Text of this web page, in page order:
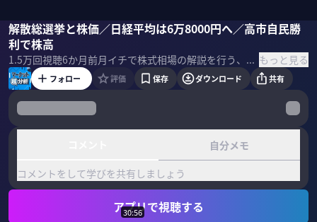
解散総選挙と株価／日経平均は6万8000円へ／高市自民勝
利で株高
1.5万回視聴6か月前 月イチで株式相場の解説を行う、「マーケット超分析」の1月回。前編は、木野内栄治の相場予測。 ＜出演者＞ 柴田阿弥｜MC 木野内栄治｜大和証券 チーフテクニカルアナリスト 1988年に大和証券に入社。 以来一貫してテクニカル分析業務に従事。 日経ヴェリタス「人気アナリスト」テクニカル部門で1位に輝くこと21回。 山下拓馬（ヤーマン）｜個人投資家 1985年生まれ。2012年に証券会社の営業マンから個人投資家へ転身。株取引を資金200万円から始めて2億円トレーダーに。美容室や飲食ビジネスなどの事業も展開。 ＜目次＞ もっと見る
木野内栄治山下拓馬柴田阿弥
フォロー 評価 保存 ダウンロード 共有
自分メモ
コメントをして学びを共有しましょう
アプリで視聴する
30:56